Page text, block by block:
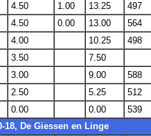
4.50 1.00 13.25
497
4.50 0.00 13.00
564
4.00 10.25
498
3.50
7.50
3.00 9.00
588
2.50 5.25
512
0.00 0.00
539
18, De Giessen en Linge